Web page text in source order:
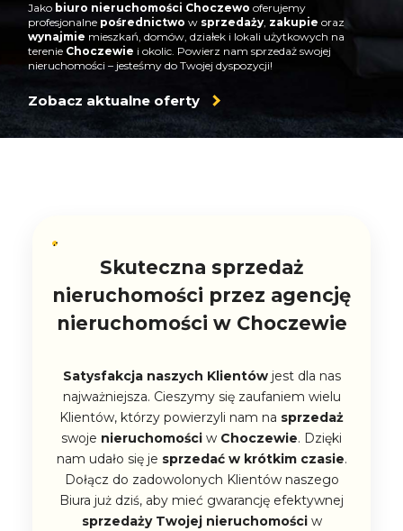
Jako biuro nieruchomości Choczewo oferujemy
profesjonalne pośrednictwo w sprzedaży, zakupie oraz
wynajmie mieszkań, domów, działek i lokali użytkowych na
terenie Choczewie i okolic. Powierz nam sprzedaż swojej
nieruchomości – jesteśmy do Twojej dyspozycji!
Zobacz aktualne oferty
Skuteczna sprzedaż
nieruchomości przez agencję
nieruchomości w Choczewie
Satysfakcja naszych Klientówjest dla nas
najważniejsza. Cieszymy się zaufaniem wielu
Klientów, którzy powierzyli nam na sprzedaż
swoje nieruchomości w Choczewie. Dzięki
nam udało się je sprzedać w krótkim czasie.
Dołącz do zadowolonych Klientów naszego
Biura już dziś, aby mieć gwarancję efektywnej
sprzedaży Twojej nieruchomościw